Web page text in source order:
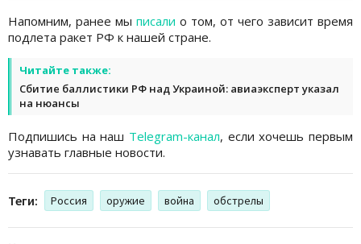
Напомним, ранее мы писали о том, от чего зависит время
подлета ракет РФ к нашей стране.
Читайте также:
Сбитие баллистики РФ над Украиной: авиаэксперт указал
на нюансы
Подпишись на наш Telegram-канал, если хочешь первым
узнавать главные новости.
Теги: Россия оружие война обстрелы